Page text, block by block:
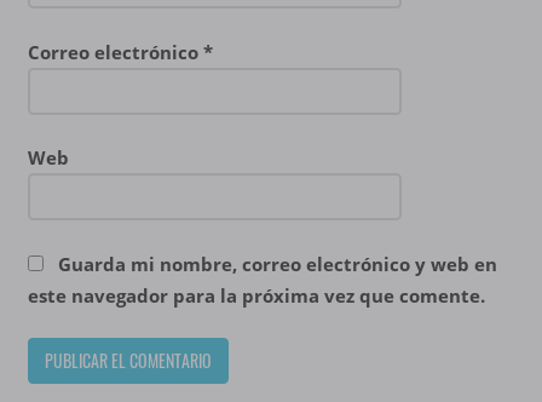
Correo electrónico *
Web
Guarda mi nombre, correo electrónico y web en
este navegador para la próxima vez que comente.